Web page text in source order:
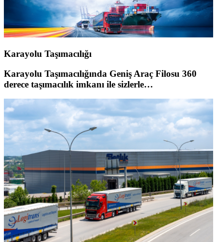
Karayolu Taşımacılığı
Karayolu Taşımacılığında Geniş Araç Filosu 360
derece taşımacılık imkanı ile sizlerle…